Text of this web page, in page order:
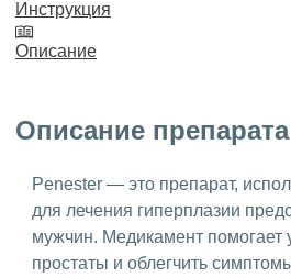
Инструкция
Описание
Описание препарата
Penester — это препарат,
для лечения гиперплазии
мужчин. Медикамент помогает
простаты и облегчить